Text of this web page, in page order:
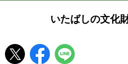
いたばしの文化